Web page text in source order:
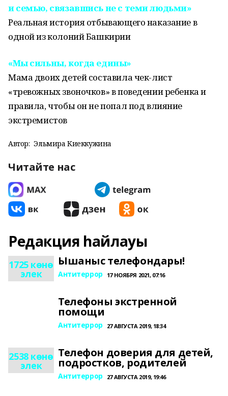
и семью, связавшись не с теми людьми»
Реальная история отбывающего наказание в
одной из колоний Башкирии
«Мы сильны, когда едины»
Мама двоих детей составила чек-лист
«тревожных звоночков» в поведении ребенка и
правила, чтобы он не попал под влияние
экстремистов
Автор: Эльмира Киеккужина
Читайте нас
Редакция һайлауы
1725 көнө
элек
Ышаныс телефондары!
Антитеррор 17 НОЯБРЯ 2021, 07:16
Телефоны экстренной
помощи
Антитеррор 27 АВГУСТА 2019, 18:34
2538 көнө
элек
Телефон доверия для детей,
подростков, родителей
Антитеррор 27 АВГУСТА 2019, 19:46